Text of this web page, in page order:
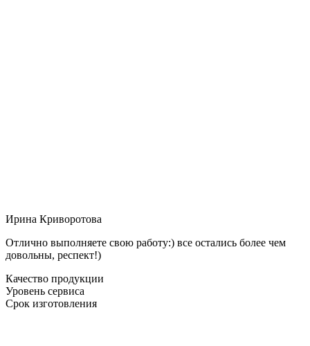
Ирина Криворотова
Отлично выполняете свою работу:) все остались более чем
довольны, респект!)
Качество продукции
Уровень сервиса
Срок изготовления